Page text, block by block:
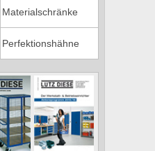
Materialschränke
Perfektionshähne